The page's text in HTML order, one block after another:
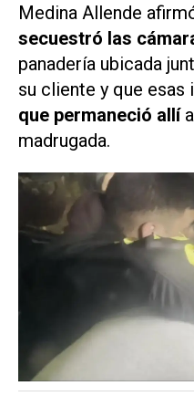
Medina Allende
secuestró las
panadería ubicada
su cliente y que esas
que permaneció allí
madrugada.